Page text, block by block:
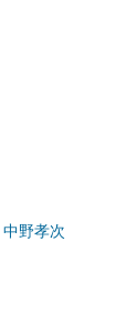
中野孝次